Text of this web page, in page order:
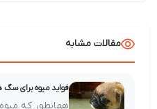
مقالات مشابه
فواید میوه برای سگ
همانطور که میوه